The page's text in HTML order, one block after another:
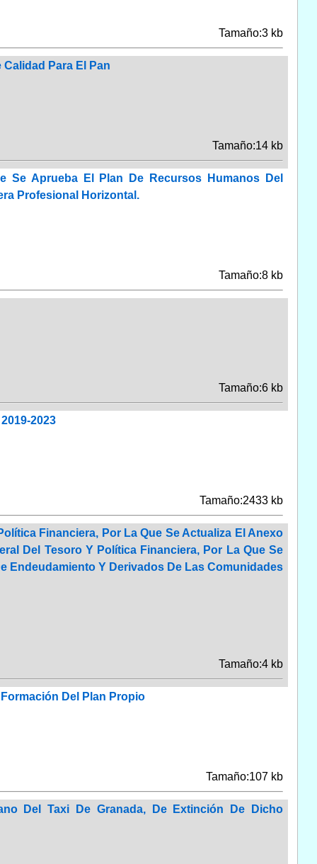
Tamaño:3 kb
Calidad Para El Pan
Tamaño:14 kb
Aprueba El Plan De Recursos Humanos Del
Profesional Horizontal.
Tamaño:8 kb
Tamaño:6 kb
2023
Tamaño:2433 kb
Financiera, Por La Que Se Actualiza El Anexo
Del Tesoro Y Política Financiera, Por La Que Se
Endeudamiento Y Derivados De Las Comunidades
Tamaño:4 kb
Del Plan Propio
Tamaño:107 kb
Del Taxi De Granada, De Extinción De Dicho